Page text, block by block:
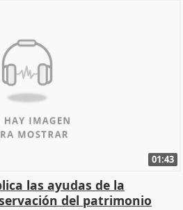
01:43
las ayudas de la
del patrimonio